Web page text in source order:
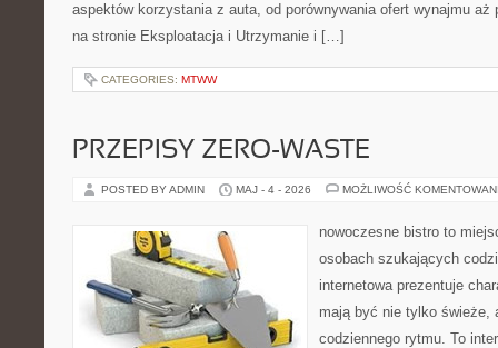
aspektów korzystania z auta, od porównywania ofert wynajmu aż
na stronie Eksploatacja i Utrzymanie i […]
CATEGORIES: MTWW
PRZEPISY ZERO-WASTE
POSTED BY ADMIN MAJ - 4 - 2026 MOŻLIWOŚĆ
nowoczesne bistro to
osobach szukających
internetowa prezentuje
mają być nie tylko świeże,
codziennego rytmu. To